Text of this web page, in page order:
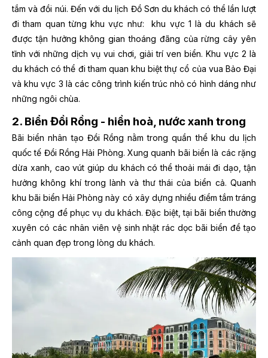
tắm và đồi núi. Đến với du lịch Đồ Sơn du khách có thể lần lượt
đi tham quan từng khu vực như: khu vực 1 là du khách sẽ
được tận hưởng không gian thoáng đãng của rừng cây yên
tĩnh với những dịch vụ vui chơi, giải trí ven biển. Khu vực 2 là
du khách có thể đi tham quan khu biệt thự cổ của vua Bảo Đại
và khu vực 3 là các công trình kiến trúc nhỏ có hình dáng như
những ngôi chùa.
2. Biển Đồi Rồng - hiền hoà, nước xanh trong
Bãi biển nhân tạo Đồi Rồng nằm trong quần thể khu du lịch
quốc tế Đồi Rồng Hải Phòng. Xung quanh bãi biển là các rặng
dừa xanh, cao vút giúp du khách có thể thoải mái đi dạo, tận
hưởng không khí trong lành và thư thái của biển cả. Quanh
khu bãi biển Hải Phòng này có xây dựng nhiều điểm tắm tráng
công cộng để phục vụ du khách. Đặc biệt, tại bãi biển thường
xuyên có các nhân viên vệ sinh nhặt rác dọc bãi biển để tạo
cảnh quan đẹp trong lòng du khách.